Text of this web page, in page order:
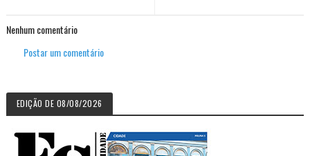
Nenhum comentário
Postar um comentário
EDIÇÃO DE 08/08/2026